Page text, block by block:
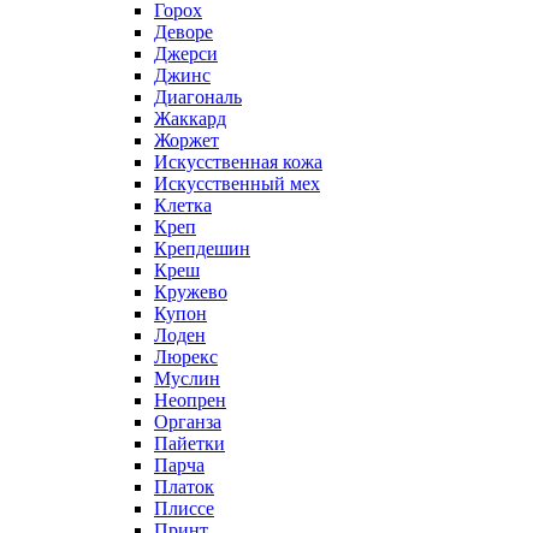
Горох
Деворе
Джерси
Джинс
Диагональ
Жаккард
Жоржет
Искусственная кожа
Искусственный мех
Клетка
Креп
Крепдешин
Креш
Кружево
Купон
Лоден
Люрекс
Муслин
Неопрен
Органза
Пайетки
Парча
Платок
Плиссе